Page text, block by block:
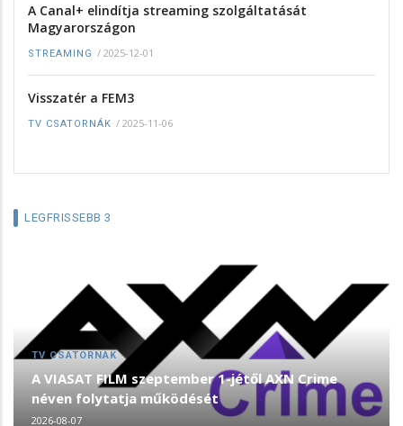
A Canal+ elindítja streaming szolgáltatását
Magyarországon
STREAMING / 2025-12-01
Visszatér a FEM3
TV CSATORNÁK / 2025-11-06
LEGFRISSEBB 3
TV CSATORNÁK
A VIASAT FILM szeptember 1-jétől AXN Crime
néven folytatja működését
2026-08-07